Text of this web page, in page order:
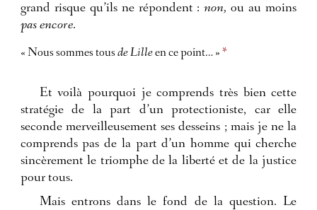
grand risque qu’ils ne répondent :non, ou au moins
pas encore.
« Nous sommes tous de Lilleen ce point… » *
Et voilà pourquoi je comprends très bien cette
stratégie de la part d’un protectioniste, car elle
seconde merveilleusement ses desseins ; mais je ne la
comprends pas de la part d’un homme qui cherche
sincèrement le triomphe de la liberté et de la justice
pour tous.
Mais entrons dans le fond de la question. Le